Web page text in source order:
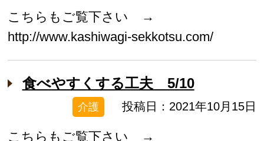
こちらもご覧下さい →
http://www.kashiwagi-sekkotsu.com/
食べやすくする工夫 5/10
介護 投稿日：2021年10月15日
こちらもご覧下さい →